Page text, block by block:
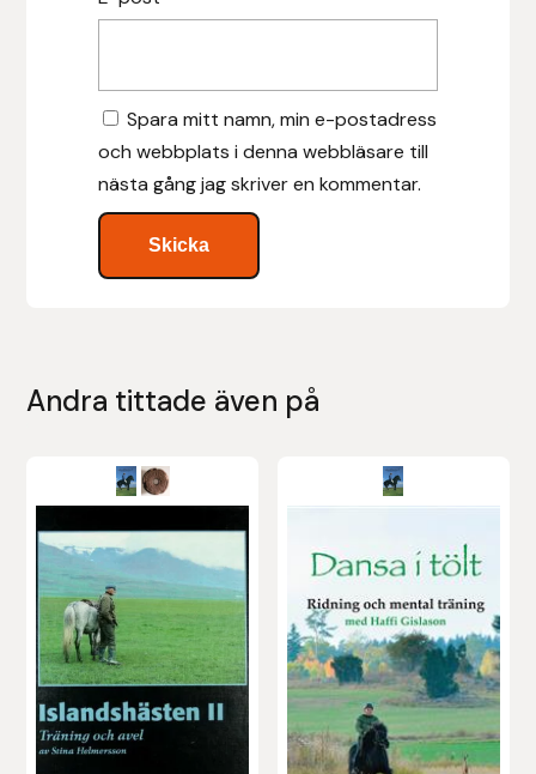
Spara mitt namn, min e-postadress
och webbplats i denna webbläsare till
nästa gång jag skriver en kommentar.
Andra tittade även på
Nammi Godis
Natur & Kultur bokförlag
Nyttorp
Parisol